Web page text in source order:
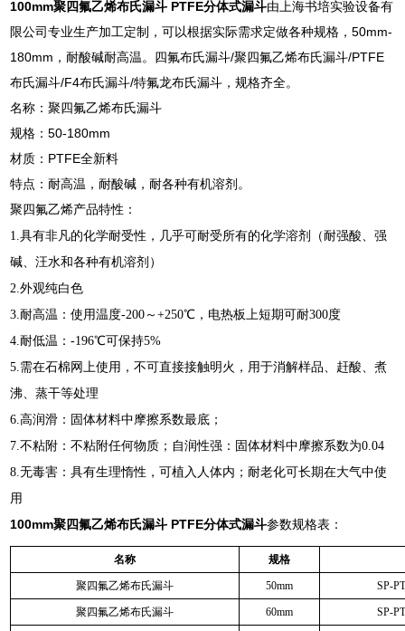
100mm聚四氟乙烯布氏漏斗 PTFE分体式漏斗由上海书培实验设备有
限公司专业生产加工定制，可以根据实际需求定做各种规格，50mm-
180mm，耐酸碱耐高温。四氟布氏漏斗/聚四氟乙烯布氏漏斗/PTFE
布氏漏斗/F4布氏漏斗/特氟龙布氏漏斗，规格齐全。
名称：聚四氟乙烯布氏漏斗
规格：50-180mm
材质：PTFE全新料
特点：耐高温，耐酸碱，耐各种有机溶剂。
聚四氟乙烯产品特性：
1.具有非凡的化学耐受性，几乎可耐受所有的化学溶剂（耐强酸、强
碱、汪水和各种有机溶剂）
2.外观纯白色
3.耐高温：使用温度-200～+250℃，电热板上短期可耐300度
4.耐低温：-196℃可保持5%
5.需在石棉网上使用，不可直接接触明火，用于消解样品、赶酸、煮
沸、蒸干等处理
6.高润滑：固体材料中摩擦系数最底；
7.不粘附：不粘附任何物质；自润性强：固体材料中摩擦系数为0.04
8.无毒害：具有生理惰性，可植入人体内；耐老化可长期在大气中使
用
100mm聚四氟乙烯布氏漏斗 PTFE分体式漏斗参数规格表：
名称 规格
聚四氟乙烯布氏漏斗 50mm SP-
聚四氟乙烯布氏漏斗 60mm SP-